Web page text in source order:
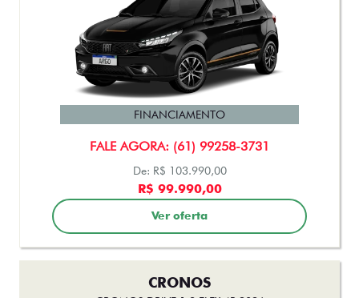
ARGO
ARGO TREKKING 1.3 MT FLEX 2026
FALE AGORA: (61) 99258-3731
FINANCIAMENTO